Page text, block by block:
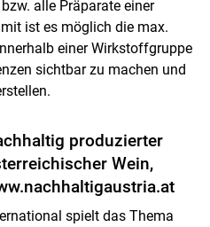
alle Präparate einer
ist es möglich die max.
einer Wirkstoffgruppe
sichtbar zu machen und
produzierter
Wein,
spielt das Thema